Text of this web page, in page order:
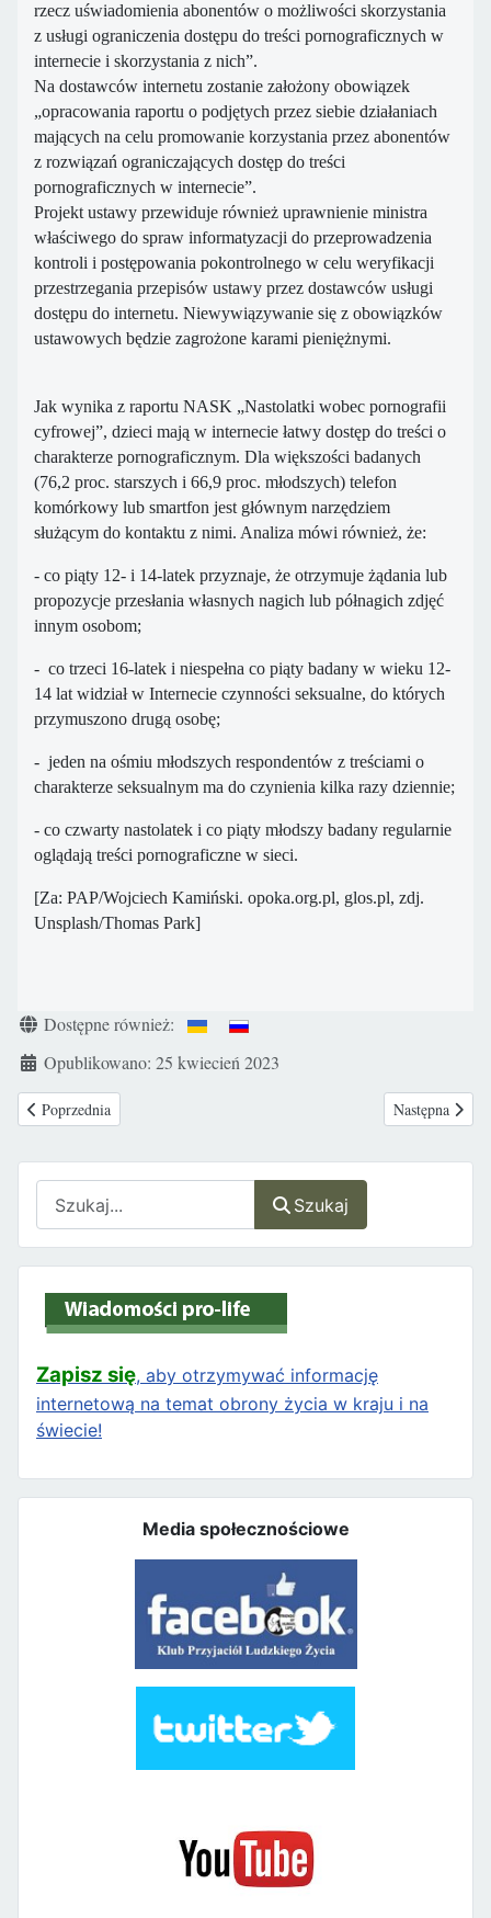
Szukaj
Zapisz się, aby otrzymywać informację
internetową na temat obrony życia w kraju i na
świecie!
Media społecznościowe
rzecz uświadomienia abonentów o możliwości skorzystania
z usługi ograniczenia dostępu do treści pornograficznych w
internecie i skorzystania z nich”.
Na dostawców internetu zostanie założony obowiązek
„opracowania raportu o podjętych przez siebie działaniach
mających na celu promowanie korzystania przez abonentów
z rozwiązań ograniczających dostęp do treści
pornograficznych w internecie”.
Projekt ustawy przewiduje również uprawnienie ministra
właściwego do spraw informatyzacji do przeprowadzenia
kontroli i postępowania pokontrolnego w celu weryfikacji
przestrzegania przepisów ustawy przez dostawców usługi
dostępu do internetu. Niewywiązywanie się z obowiązków
ustawowych będzie zagrożone karami pieniężnymi.
Jak wynika z raportu NASK „Nastolatki wobec pornografii
cyfrowej”, dzieci mają w internecie łatwy dostęp do treści o
charakterze pornograficznym. Dla większości badanych
(76,2 proc. starszych i 66,9 proc. młodszych) telefon
komórkowy lub smartfon jest głównym narzędziem
służącym do kontaktu z nimi. Analiza mówi również, że:
- co piąty 12- i 14-latek przyznaje, że otrzymuje żądania lub
propozycje przesłania własnych nagich lub półnagich zdjęć
innym osobom;
- co trzeci 16-latek i niespełna co piąty badany w wieku 12-
14 lat widział w Internecie czynności seksualne, do których
przymuszono drugą osobę;
- jeden na ośmiu młodszych respondentów z treściami o
charakterze seksualnym ma do czynienia kilka razy dziennie;
- co czwarty nastolatek i co piąty młodszy badany regularnie
oglądają treści pornograficzne w sieci.
[Za: PAP/Wojciech Kamiński. opoka.org.pl, glos.pl, zdj.
Unsplash/Thomas Park]
Szczegóły
Dostępne również:
Opublikowano: 25 kwiecień 2023
Poprzednia strona: Donald Trump w ramach nowej kampanii wyborczej
Poprzednia Następna
Następna